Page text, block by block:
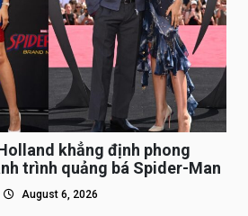
khẳng định phong
trình quảng bá Spider-Man
August 6, 2026